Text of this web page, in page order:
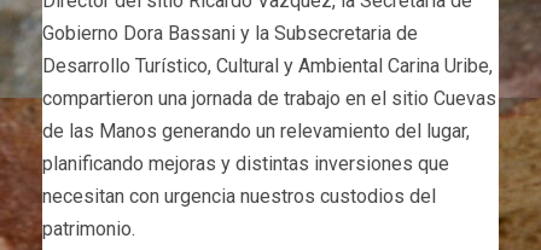
Gobierno Dora Bassani y la Subsecretaria de
Desarrollo Turístico, Cultural y Ambiental Carina Uribe,
compartieron una jornada de trabajo en el sitio Cuevas
de las Manos generando un relevamiento del lugar,
planificando mejoras y distintas inversiones que
necesitan con urgencia nuestros custodios del
patrimonio.